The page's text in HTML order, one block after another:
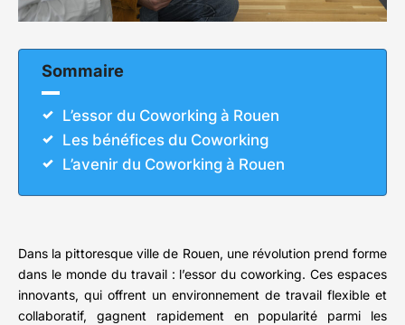
Sommaire
L’essor du Coworking à Rouen
Les bénéfices du Coworking
L’avenir du Coworking à Rouen
Dans la pittoresque ville de Rouen, une révolution prend forme
dans le monde du travail : l’essor du coworking. Ces espaces
innovants, qui offrent un environnement de travail flexible et
collaboratif, gagnent rapidement en popularité parmi les